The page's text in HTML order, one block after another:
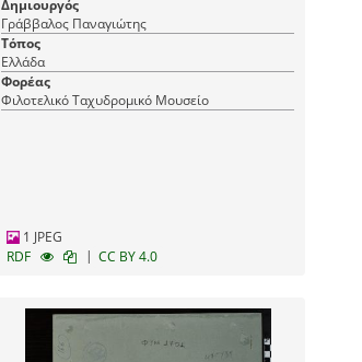
Δημιουργός
Γράββαλος Παναγιώτης
Τόπος
Ελλάδα
Φορέας
Φιλοτελικό Ταχυδρομικό Μουσείο
1 JPEG
RDF
| CC BY 4.0